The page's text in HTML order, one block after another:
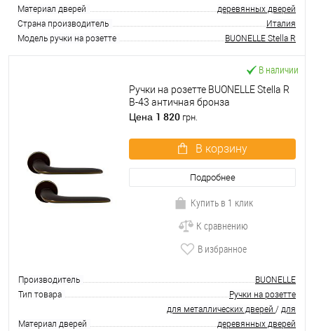
Материал дверей
деревянных дверей
Страна производитель
Италия
Модель ручки на розетте
BUONELLE Stella R
В наличии
Ручки на розетте BUONELLE Stella R
B-43 античная бронза
Цена 1 820 грн.
В корзину
Подробнее
Купить в 1 клик
К сравнению
В избранное
Производитель
BUONELLE
Тип товара
Ручки на розетте
Материал дверей
для металлических дверей / для
деревянных дверей